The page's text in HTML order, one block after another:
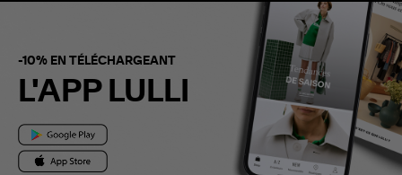
-10% EN TÉLÉCHARGEANT
L'APP LULLI